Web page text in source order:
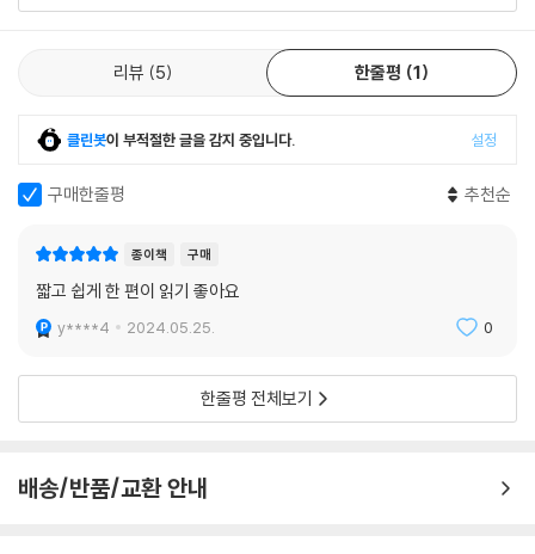
리뷰 5 한줄평 1
클린봇이 부적절한 글을 감지 중입니다. 설정
구매한줄평 추천순
종이책 구매
짧고 쉽게 한 편이 읽기 좋아요
y****4 2024.05.25. 0
한줄평 전체보기
배송/반품/교환 안내